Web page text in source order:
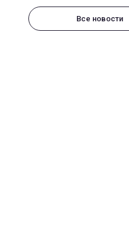
Все новости